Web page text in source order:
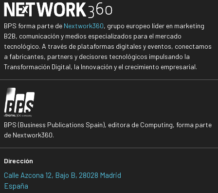
BPS forma parte de Nextwork360, grupo europeo líder en marketing
B2B, comunicación y medios especializados para el mercado
tecnológico. A través de plataformas digitales y eventos, conectamos
a fabricantes, partners y decisores tecnológicos impulsando la
Transformación Digital, la Innovación y el crecimiento empresarial.
BPS (Business Publications Spain), editora de Computing, forma parte
de Nextwork360.
Dirección
Calle Azcona 12, Bajo B, 28028 Madrid
España